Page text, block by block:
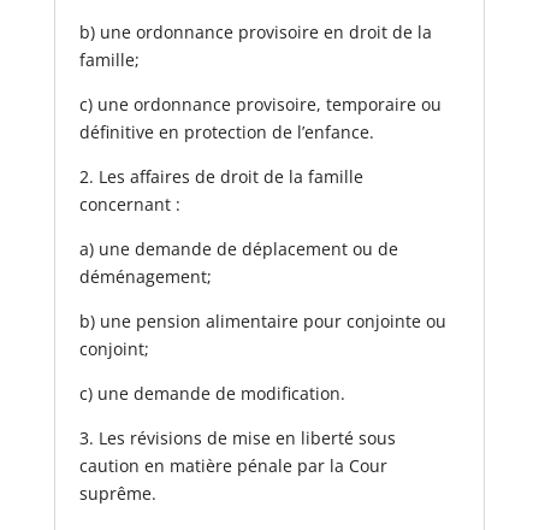
b) une ordonnance provisoire en droit de la
famille;
c) une ordonnance provisoire, temporaire ou
définitive en protection de l’enfance.
2. Les affaires de droit de la famille
concernant :
a) une demande de déplacement ou de
déménagement;
b) une pension alimentaire pour conjointe ou
conjoint;
c) une demande de modification.
3. Les révisions de mise en liberté sous
caution en matière pénale par la Cour
suprême.